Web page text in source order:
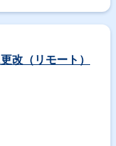
改（リモート）